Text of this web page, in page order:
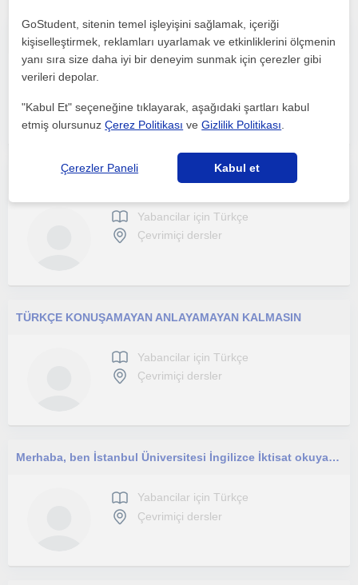
Yabancılar İçin Online Türkçe Dersleri
Her yaştan öğrenciye Türkçe dersi verilir
Yabancilar için Türkçe
Çevrimiçi dersler
TÜRKÇE KONUŞAMAYAN ANLAYAMAYAN KALMASIN
Yabancilar için Türkçe
Çevrimiçi dersler
Merhaba, ben İstanbul Üniversitesi İngilizce İktisat okuyan bir ablayım. Türkçem ve matematiğim her zaman çok iyiydi.
Yabancilar için Türkçe
Çevrimiçi dersler
GoStudent, sitenin temel işleyişini sağlamak, içeriği
kişiselleştirmek, reklamları uyarlamak ve etkinliklerini ölçmenin
yanı sıra size daha iyi bir deneyim sunmak için çerezler gibi
verileri depolar.
"Kabul Et" seçeneğine tıklayarak, aşağıdaki şartları kabul
etmiş olursunuzÇerez Politikası veGizlilik Politikası
Çerezler Paneli Kabul et